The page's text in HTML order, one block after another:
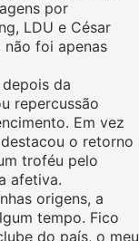
por
LDU e César
foi apenas
da
repercussão
Em vez
o retorno
troféu pelo
afetiva.
origens, a
tempo. Fico
do país, o meu